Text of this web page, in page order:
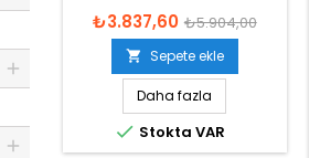
₺3.837,60 ₺5.904,00
 Sepete ekle
Daha fazla
 Stokta VAR